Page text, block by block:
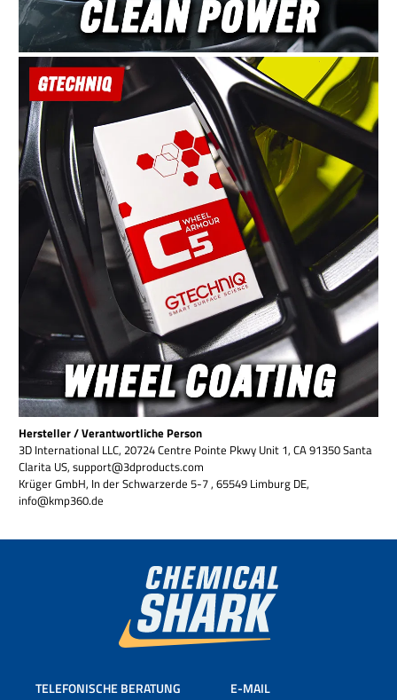
Hersteller / Verantwortliche Person
3D International LLC, 20724 Centre Pointe Pkwy Unit 1, CA 91350 Santa
Clarita US, support@3dproducts.com
Krüger GmbH, In der Schwarzerde 5-7 , 65549 Limburg DE,
info@kmp360.de
TELEFONISCHE BERATUNG E-MAIL